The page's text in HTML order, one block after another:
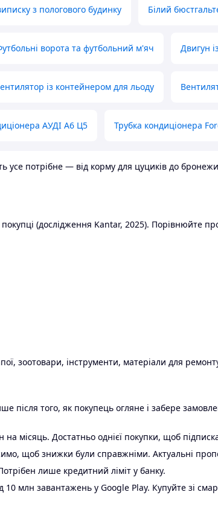
з пологового будинку Білий
ворота та футбольний м'яч Двигун
із контейнером для льоду
АУДІ А6 Ц5 Трубка кондиціонера
потрібне — від корму для цуциків до
(дослідження Kantar, 2025). Порівнюйте
зоотовари, інструменти, матеріали для
після того, як покупець огляне і забере
місяць. Достатньо однієї покупки, щоб
щоб знижки були справжніми. Актуальні
лише кредитний ліміт у банку.
млн завантажень у Google Play. Купуйте зі